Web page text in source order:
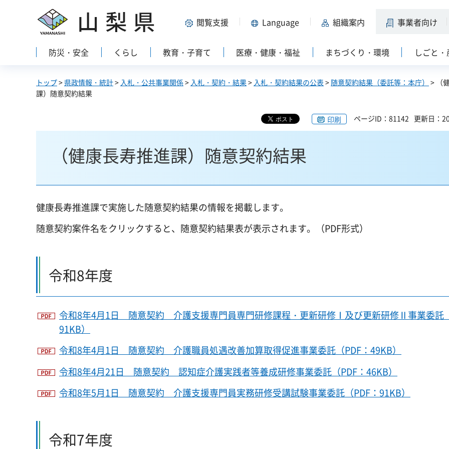
山梨県 閲覧支援 Language 組織案内 事業者向け
防災・安全 くらし 教育・子育て 医療・健康・福祉 まちづくり・環境 しごと
トップ> 県政情報・統計> 入札・公共事業関係> 入札・契約・結果> 入札・契約結果の公表 > 随意契約結果（委託等：本庁） > （
課）随意契約結果
印刷 ページID：81142 更新日：
（健康長寿推進課）随意契約結果
健康長寿推進課で実施した随意契約結果の情報を掲載します。
随意契約案件名をクリックすると、随意契約結果表が表示されます。（PDF形式）
令和8年度
令和8年4月1日 随意契約 介護支援専門員専門研修課程・更新研修Ⅰ及び更新研修Ⅱ事業委託
91KB）
令和8年4月1日 随意契約 介護職員処遇改善加算取得促進事業委託（PDF：49KB）
令和8年4月21日 随意契約 認知症介護実践者等養成研修事業委託（PDF：46KB）
令和8年5月1日 随意契約 介護支援専門員実務研修受講試験事業委託（PDF：91KB）
令和7年度